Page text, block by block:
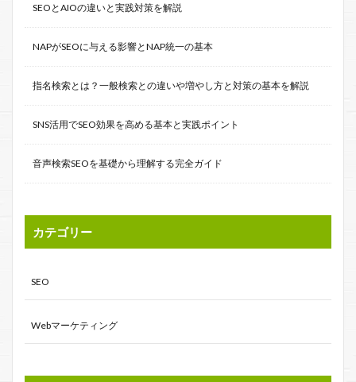
SEOとAIOの違いと実践対策を解説
NAPがSEOに与える影響とNAP統一の基本
指名検索とは？一般検索との違いや増やし方と対策の基本を解説
SNS活用でSEO効果を高める基本と実践ポイント
音声検索SEOを基礎から理解する完全ガイド
カテゴリー
SEO
Webマーケティング